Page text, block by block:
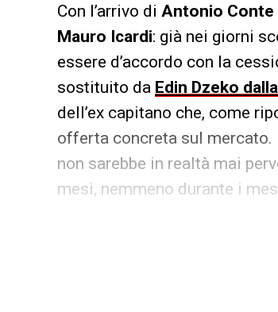
Con l’arrivo di Antonio Conte
Mauro Icardi: già nei giorni
essere d’accordo con la
sostituito da Edin Dzeko
dell’ex capitano che, come
offerta concreta sul mercato.
non sarebbe in realtà mai
mesi, nemmeno durante i
spogliatoio, fatto che